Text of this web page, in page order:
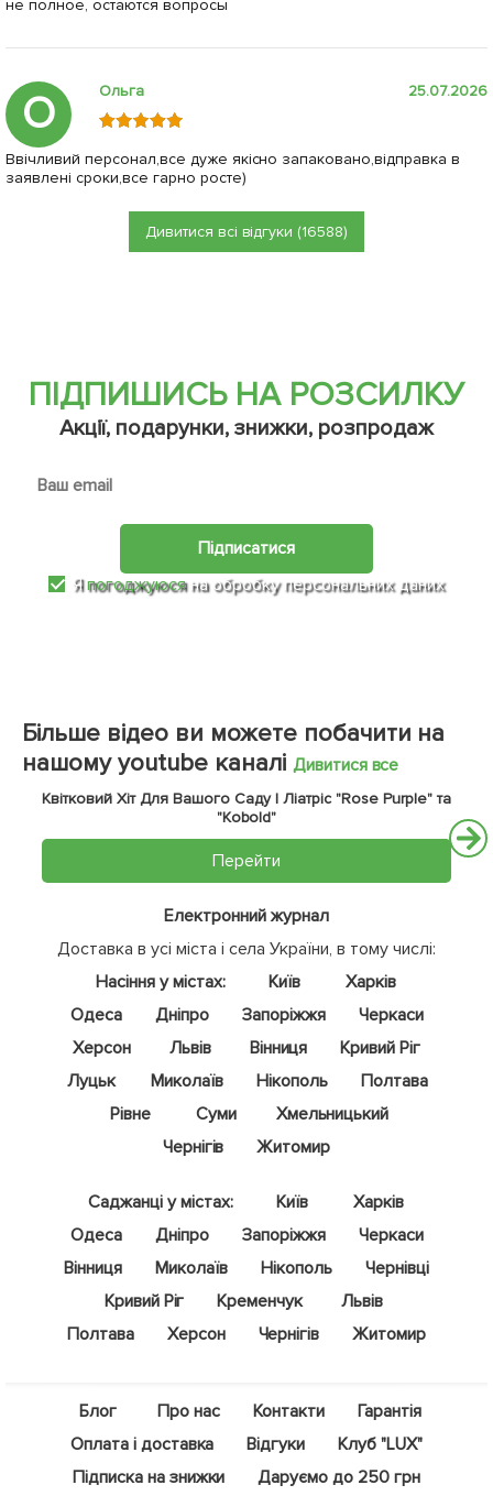
не полное, остаются вопросы
О Ольга 25.07.2026
Ввічливий персонал,все дуже якісно запаковано,відправка в
заявлені сроки,все гарно росте)
Дивитися всі відгуки (16588)
ПІДПИШИСЬ НА РОЗСИЛКУ
Акції, подарунки, знижки, розпродаж
Підписатися
Япогоджуюся на обробку персональних даних
Більше відео ви можете побачити на
нашому youtube каналі Дивитися все
Квітковий Хіт Для Вашого Саду | Ліатріс "Rose Purple" та
"Kobold"
Перейти
Електронний журнал
Доставка в усі міста і села України, в тому числі:
Насіння у містах:
Київ
Харків
Одеса
Дніпро Запоріжжя
Черкаси
Херсон
Львів Вінниця
Кривий Ріг
Луцьк
Миколаїв Нікополь
Полтава
Рівне
Суми
Хмельницький
Чернігів
Житомир
Саджанці у містах: Київ
Харків
Одеса
Дніпро Запоріжжя
Черкаси
Вінниця
Миколаїв Нікополь
Чернівці
Кривий Ріг
Кременчук
Львів
Полтава
Херсон Чернігів Житомир
Блог Про нас Контакти
Гарантія
Оплата і доставка
Відгуки
Клуб "LUX"
Підписка на знижки
Даруємо до 250 грн